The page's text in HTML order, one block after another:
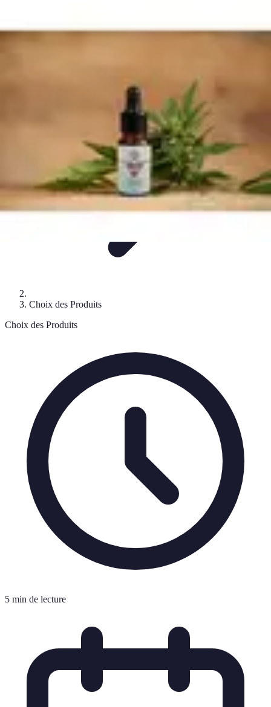
Choix des Produits
Choix des Produits
5 min de lecture